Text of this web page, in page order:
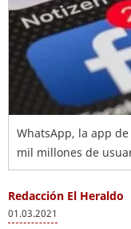
WhatsApp, la app
mil millones de
Redacción El Heraldo
01.03.2021